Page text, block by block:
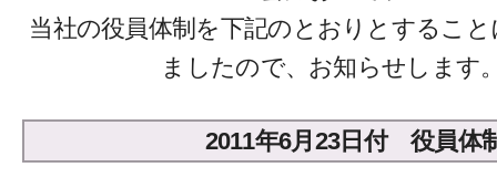
当社の役員体制を下記のとおりとするこ
ましたので、お知らせします
2011年6月23日付 役員体